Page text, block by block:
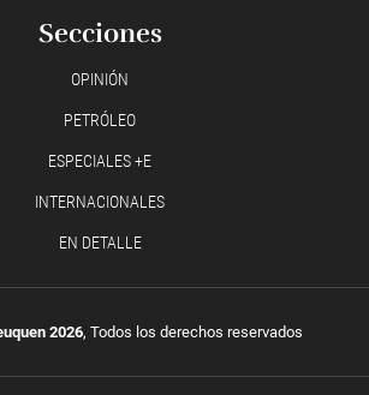
Secciones
OPINIÓN
PETRÓLEO
ESPECIALES +E
INTERNACIONALES
EN DETALLE
2026, Todos los derechos reservados